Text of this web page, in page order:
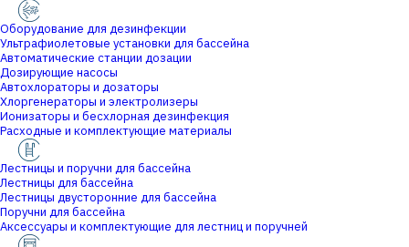
Оборудование для дезинфекции
Ультрафиолетовые установки для бассейна
Автоматические станции дозации
Дозирующие насосы
Автохлораторы и дозаторы
Хлоргенераторы и электролизеры
Ионизаторы и бесхлорная дезинфекция
Расходные и комплектующие материалы
Лестницы и поручни для бассейна
Лестницы для бассейна
Лестницы двусторонние для бассейна
Поручни для бассейна
Аксессуары и комплектующие для лестниц и поручней